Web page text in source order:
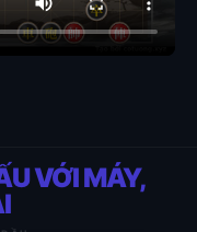
VỚI MÁY,